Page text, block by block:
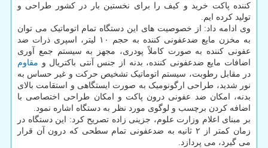
کننده پاکت خرید و کیف را برای نخستین بار در کشور طراحی و
تولید کرده ایم.
وی ادامه داد: از خصوصیت های این دستگاه تمام اتوماتیک می توان
به مخزن مایع ضدعفونی کننده به حجم ۱۰ لیتر، اسپری ذرات ضد
عفونی کننده به صورت کاملاً پودری، مجهز به سیستم جمع آوری
اضافات مایع ضدعفونی کننده، بدنه از جنس آنتی باکتریال و مقاوم
در مقابل رطوبت، سیستم اتوماتیک تشخیص حرکت و غیر حساس به
نور شدید، طراحی ارگونومیک به صورت ایستگاهی و استقامت بالای
بدنه، امکان ضد عفونی درون پاکت و امکان طراحی اختصاصی با
اضافه کردن برچسب و لوگوی مورد نظر به دستگاه اشاره نمود.
بر مبنای اعلام وزارت علوم، جزینی زاده تصریح کرد: این دستگاه در
زمان کمتر از ۲ ثانیه به ضدعفونی تمام سطحی که درون آن قرار
می گیرد، می پردازد.